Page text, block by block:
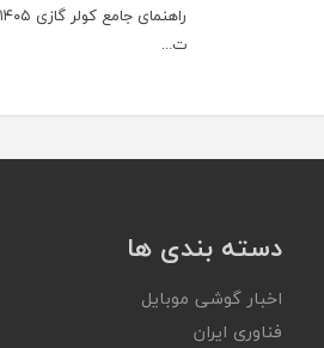
ت...
دسته بندی ها
اخبار گوشی موبایل
فناوری ایران